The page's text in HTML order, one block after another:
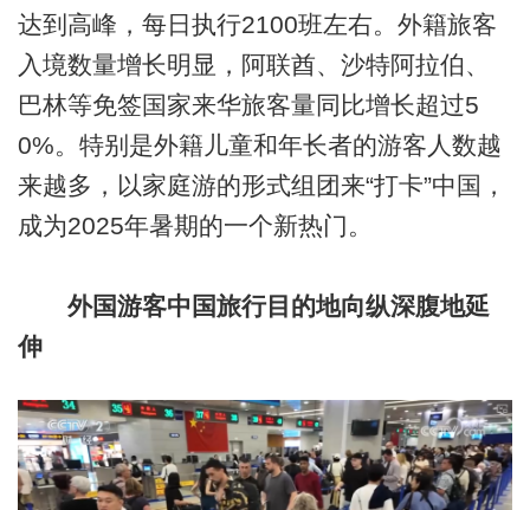
达到高峰，每日执行2100班左右。外籍旅客
入境数量增长明显，阿联酋、沙特阿拉伯、
巴林等免签国家来华旅客量同比增长超过5
0%。特别是外籍儿童和年长者的游客人数越
来越多，以家庭游的形式组团来“打卡”中国，
成为2025年暑期的一个新热门。
外国游客中国旅行目的地向纵深腹地延
伸